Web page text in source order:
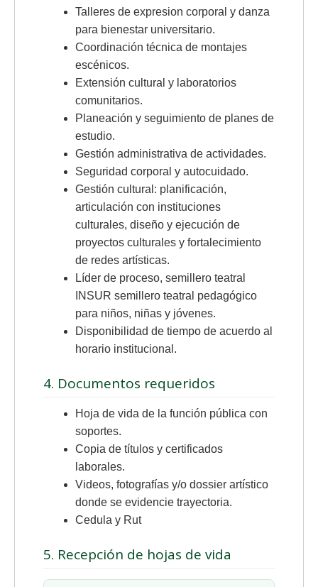
Talleres de expresion corporal y danza
para bienestar universitario.
Coordinación técnica de montajes
escénicos.
Extensión cultural y laboratorios
comunitarios.
Planeación y seguimiento de planes de
estudio.
Gestión administrativa de actividades.
Seguridad corporal y autocuidado.
Gestión cultural: planificación,
articulación con instituciones
culturales, diseño y ejecución de
proyectos culturales y fortalecimiento
de redes artísticas.
Líder de proceso, semillero teatral
INSUR semillero teatral pedagógico
para niños, niñas y jóvenes.
Disponibilidad de tiempo de acuerdo al
horario institucional.
4. Documentos requeridos
Hoja de vida de la función pública con
soportes.
Copia de títulos y certificados
laborales.
Videos, fotografías y/o dossier artístico
donde se evidencie trayectoria.
Cedula y Rut
5. Recepción de hojas de vida